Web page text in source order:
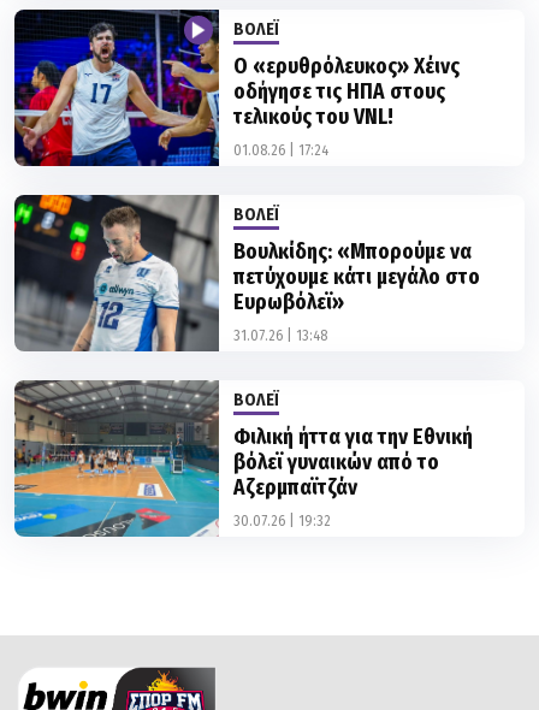
Ο «ερυθρόλευκος» Χέινς
οδήγησε τις ΗΠΑ στους
τελικούς του VNL!
01.08.26 | 17:24
Βουλκίδης: «Μπορούμε να
πετύχουμε κάτι μεγάλο στο
Ευρωβόλεϊ»
31.07.26 | 13:48
Φιλική ήττα για την Εθνική
βόλεϊ γυναικών από το
Αζερμπαϊτζάν
30.07.26 | 19:32